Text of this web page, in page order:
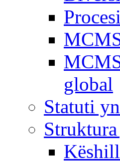
global
Statuti